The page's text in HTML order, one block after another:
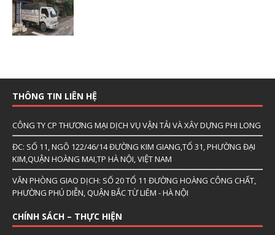
THÔNG TIN LIÊN HỆ
CÔNG TY CP THƯƠNG MẠI DỊCH VỤ VẬN TẢI VÀ XÂY DỰNG PHI LONG
ĐC: SỐ 11, NGÕ 122/46/14 ĐƯỜNG KIM GIANG,TỔ 31, PHƯỜNG ĐẠI
KIM,QUẬN HOÀNG MAI,TP HÀ NỘI, VIỆT NAM
VĂN PHÒNG GIAO DỊCH: SỐ 20 TỔ 11 ĐƯỜNG HOÀNG CÔNG CHẤT,
PHƯỜNG PHÚ DIỄN, QUẬN BẮC TỪ LIÊM - HÀ NỘI
CHÍNH SÁCH – THỰC HIỆN